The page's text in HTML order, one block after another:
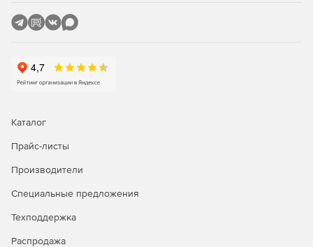
Автоматические обновления описаний вирусов.
режиме. Автоматическая фоновая загрузка файлов не
мешает работе компьютера.
Поддержка 64-разрябных систем Linux.
Поддержка расширяемых дистрибутивов Linux.
Поддержка межсетевого экрана для многосетевых ПК
Каталог
Прайс-листы
Производители
Специальные предложения
Техподдержка
Распродажа